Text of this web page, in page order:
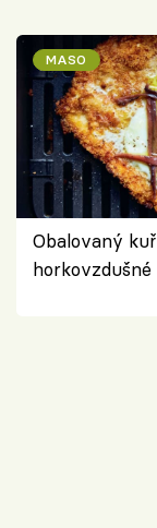
MASO
Obalovaný